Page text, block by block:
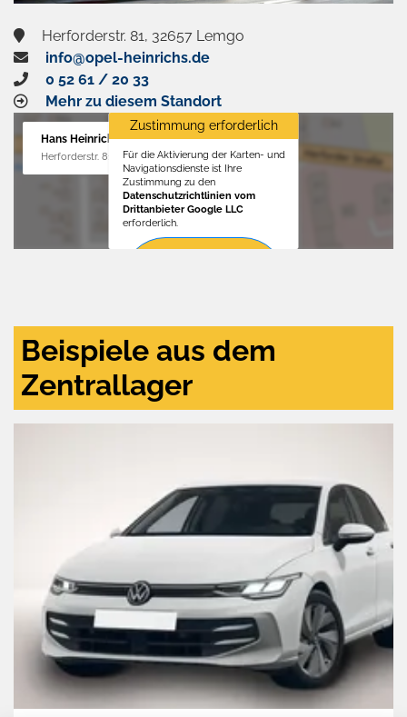
Herforderstr. 81, 32657 Lemgo
info@opel-heinrichs.de
0 52 61 / 20 33
Mehr zu diesem Standort
Hans Heinrichs GmbH
Herforderstr. 81, 32657 Lemgo
Zustimmung erforderlich
Für die Aktivierung der Karten- und
Navigationsdienste ist Ihre
Zustimmung zu den
Datenschutzrichtlinien vom
Drittanbieter Google LLC
erforderlich.
Beispiele aus dem
Zentrallager